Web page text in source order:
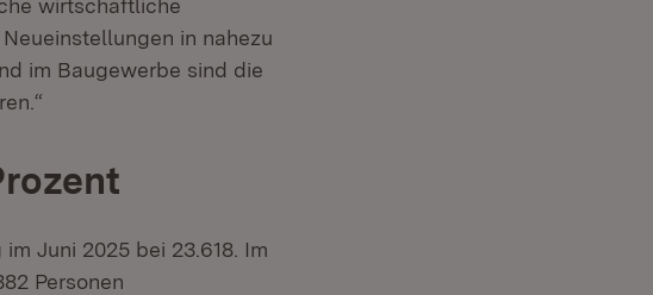
wirtschaftliche
in nahezu
im Baugewerbe sind die
Juni 2025 bei 23.618. Im
Personen